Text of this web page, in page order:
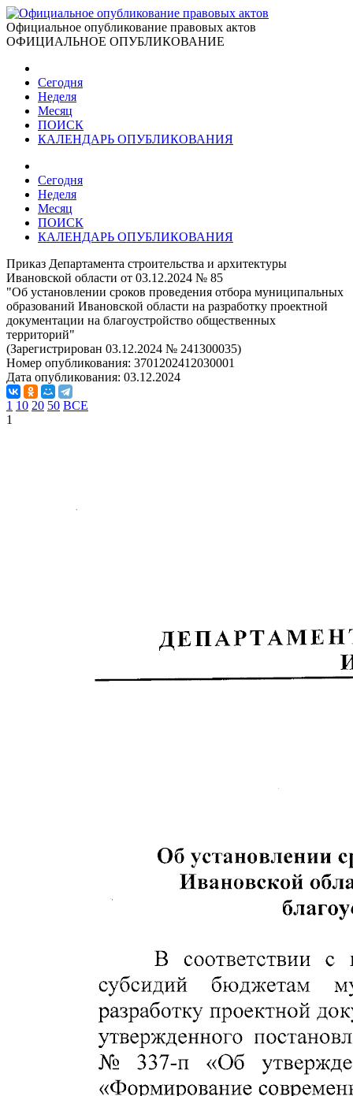
Официальное опубликование правовых актов
ОФИЦИАЛЬНОЕ ОПУБЛИКОВАНИЕ
Сегодня
Неделя
Месяц
ПОИСК
КАЛЕНДАРЬ ОПУБЛИКОВАНИЯ
Сегодня
Неделя
Месяц
ПОИСК
КАЛЕНДАРЬ ОПУБЛИКОВАНИЯ
Приказ Департамента строительства и архитектуры
Ивановской области от 03.12.2024 № 85
"Об установлении сроков проведения отбора муниципальных
образований Ивановской области на разработку проектной
документации на благоустройство общественных
территорий"
(Зарегистрирован 03.12.2024 № 241300035)
Номер опубликования: 3701202412030001
Дата опубликования: 03.12.2024
1 10 20 50 ВСЕ
1